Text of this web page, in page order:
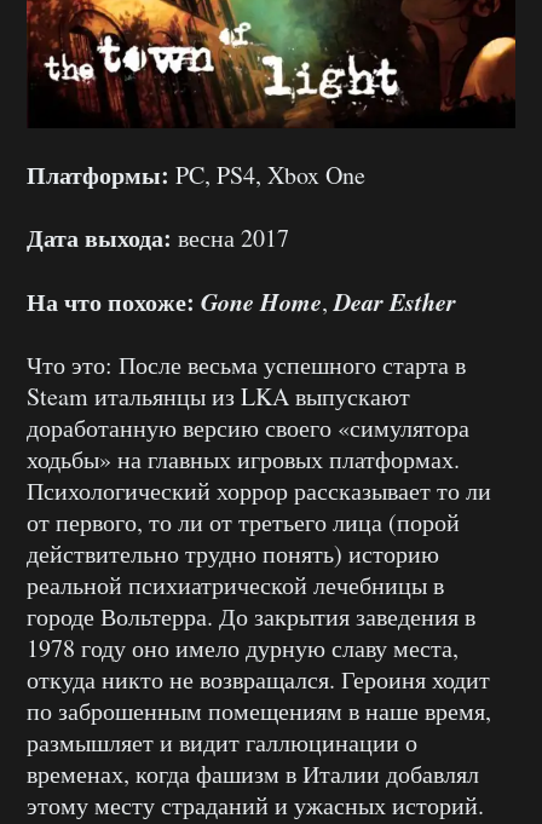
Платформы: PC, PS4, Xbox One
Дата выхода: весна 2017
На что похоже: Gone Home,Dear Esther
Что это: После весьма успешного старта в
Steam итальянцы из LKA выпускают
доработанную версию своего «симулятора
ходьбы» на главных игровых платформах.
Психологический хоррор рассказывает то ли
от первого, то ли от третьего лица (порой
действительно трудно понять) историю
реальной психиатрической лечебницы в
городе Вольтерра. До закрытия заведения в
1978 году оно имело дурную славу места,
откуда никто не возвращался. Героиня ходит
по заброшенным помещениям в наше время,
размышляет и видит галлюцинации о
временах, когда фашизм в Италии добавлял
этому месту страданий и ужасных историй.